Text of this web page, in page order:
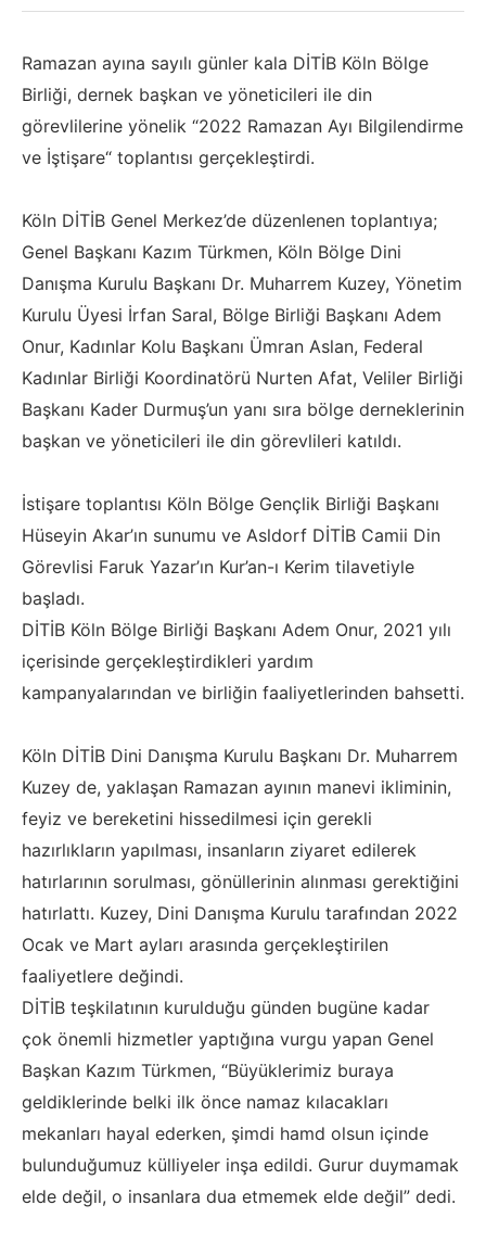
Ramazan ayına sayılı günler kala DİTİB Köln Bölge
Birliği, dernek başkan ve yöneticileri ile din
görevlilerine yönelik “2022 Ramazan Ayı Bilgilendirme
ve İştişare“ toplantısı gerçekleştirdi.
Köln DİTİB Genel Merkez’de düzenlenen toplantıya;
Genel Başkanı Kazım Türkmen, Köln Bölge Dini
Danışma Kurulu Başkanı Dr. Muharrem Kuzey, Yönetim
Kurulu Üyesi İrfan Saral, Bölge Birliği Başkanı Adem
Onur, Kadınlar Kolu Başkanı Ümran Aslan, Federal
Kadınlar Birliği Koordinatörü Nurten Afat, Veliler Birliği
Başkanı Kader Durmuş’un yanı sıra bölge derneklerinin
başkan ve yöneticileri ile din görevlileri katıldı.
İstişare toplantısı Köln Bölge Gençlik Birliği Başkanı
Hüseyin Akar’ın sunumu ve Asldorf DİTİB Camii Din
Görevlisi Faruk Yazar’ın Kur’an-ı Kerim tilavetiyle
başladı.
DİTİB Köln Bölge Birliği Başkanı Adem Onur, 2021 yılı
içerisinde gerçekleştirdikleri yardım
kampanyalarından ve birliğin faaliyetlerinden bahsetti.
Köln DİTİB Dini Danışma Kurulu Başkanı Dr. Muharrem
Kuzey de, yaklaşan Ramazan ayının manevi ikliminin,
feyiz ve bereketini hissedilmesi için gerekli
hazırlıkların yapılması, insanların ziyaret edilerek
hatırlarının sorulması, gönüllerinin alınması gerektiğini
hatırlattı. Kuzey, Dini Danışma Kurulu tarafından 2022
Ocak ve Mart ayları arasında gerçekleştirilen
faaliyetlere değindi.
DİTİB teşkilatının kurulduğu günden bugüne kadar
çok önemli hizmetler yaptığına vurgu yapan Genel
Başkan Kazım Türkmen, “Büyüklerimiz buraya
geldiklerinde belki ilk önce namaz kılacakları
mekanları hayal ederken, şimdi hamd olsun içinde
bulunduğumuz külliyeler inşa edildi. Gurur duymamak
elde değil, o insanlara dua etmemek elde değil” dedi.